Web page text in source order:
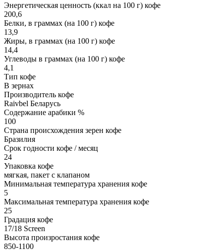
Энергетическая ценность (ккал на 100 г) кофе
200,6
Белки, в граммах (на 100 г) кофе
13,9
Жиры, в граммах (на 100 г) кофе
14,4
Углеводы в граммах (на 100 г) кофе
4,1
Тип кофе
В зернах
Производитель кофе
Raivbel Беларусь
Содержание арабики %
100
Страна происхождения зерен кофе
Бразилия
Срок годности кофе / месяц
24
Упаковка кофе
мягкая, пакет с клапаном
Минимальная температура хранения кофе
5
Максимальная температура хранения кофе
25
Градация кофе
17/18 Screen
Высота произростания кофе
850-1100